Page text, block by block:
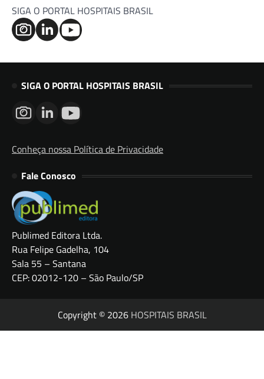
SIGA O PORTAL HOSPITAIS BRASIL
SIGA O PORTAL HOSPITAIS BRASIL
Conheça nossa Política de Privacidade
Fale Conosco
Publimed Editora Ltda.
Rua Felipe Gadelha, 104
Sala 55 – Santana
CEP: 02012-120 – São Paulo/SP
Copyright © 2026 HOSPITAIS BRASIL